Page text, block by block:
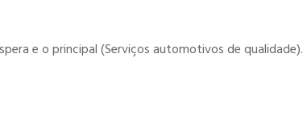
e o principal (Serviços automotivos de qualidade).